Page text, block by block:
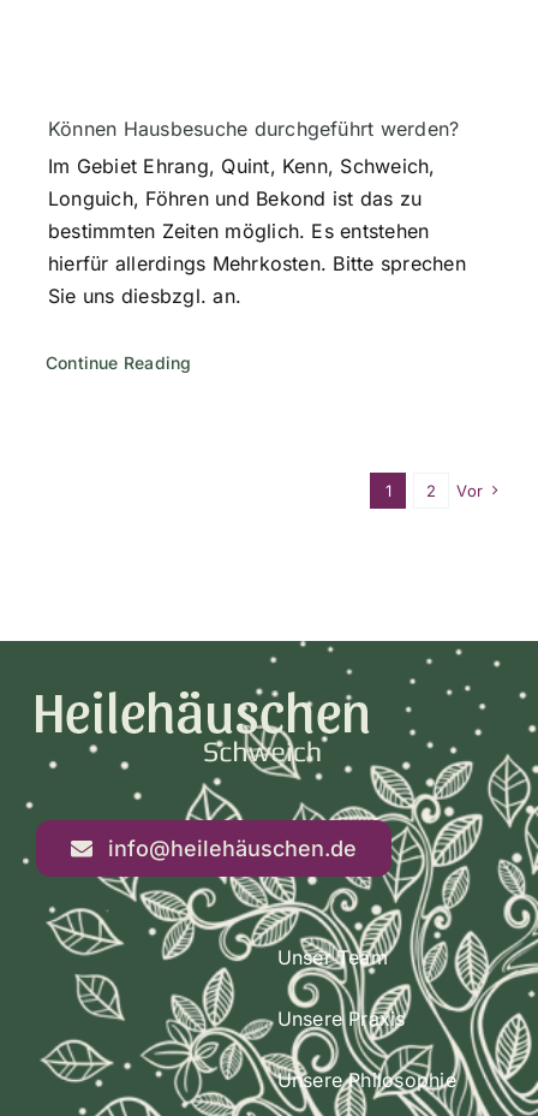
Können Hausbesuche durchgeführt werden?
Im Gebiet Ehrang, Quint, Kenn, Schweich,
Longuich, Föhren und Bekond ist das zu
bestimmten Zeiten möglich. Es entstehen
hierfür allerdings Mehrkosten. Bitte sprechen
Sie uns diesbzgl. an.
Continue Reading
1 2 Vor
info@heilehäuschen.de
Unser Team
Unsere Praxis
Unsere Philosophie